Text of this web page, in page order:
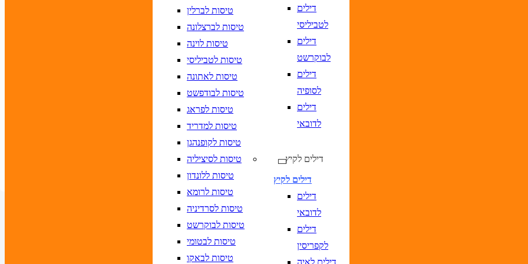
טיסות לברלין
טיסות לברצלונה
טיסות לוינה
טיסות לטביליסי
טיסות לאתונה
טיסות לבודפשט
טיסות לפראג
טיסות למדריד
טיסות לקופנהגן
טיסות לסיציליה
טיסות ללונדון
טיסות לרומא
טיסות לסרדיניה
טיסות לבוקרשט
טיסות לבטומי
טיסות לבאקו
דילים
לטביליסי
דילים
לבוקרשט
דילים
לסופיה
דילים
לדובאי
דילים לקיץ
דילים לקיץ
דילים
לדובאי
דילים
לקפריסין
דילים לאיה
נא לוודא בחירת יעד לפני בחירת תאריך,
נא לוודא בחירת יעד לפני בחירת תאריך,
נא לוודא בחירת יעד לפני בחירת תאריך,